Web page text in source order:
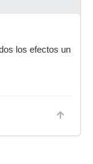
los efectos un